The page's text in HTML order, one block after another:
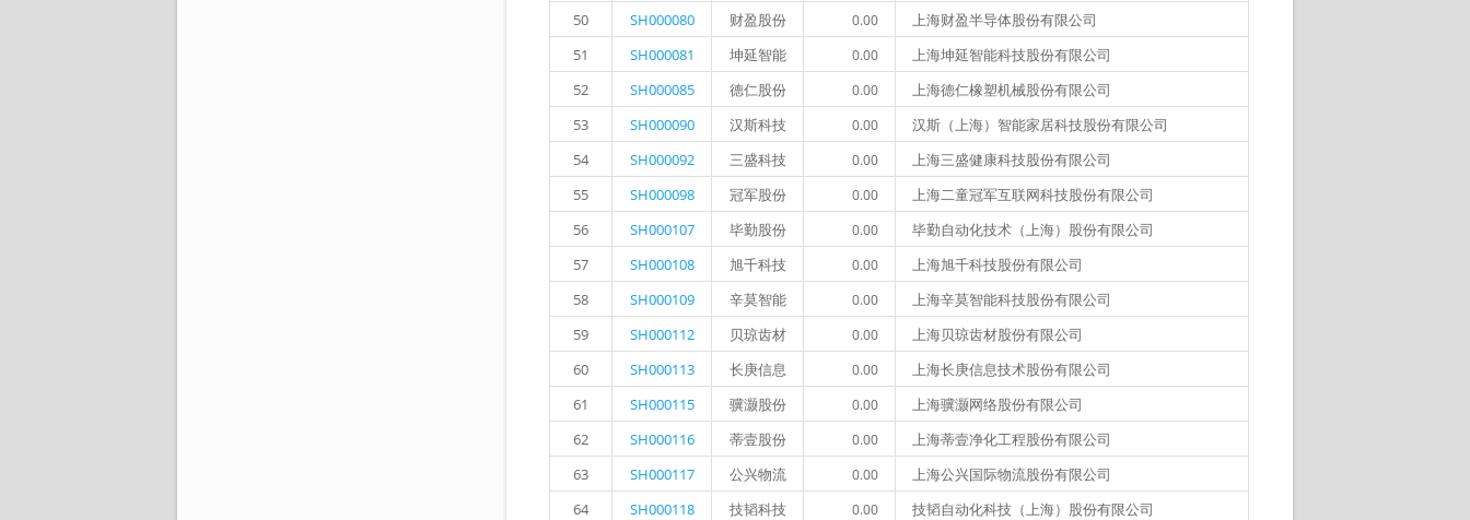
50
SH000080 财盈股份 0.00
上海财盈半导体股份有限公司
51
SH000081 坤延智能 0.00
上海坤延智能科技股份有限公司
52
SH000085 德仁股份 0.00
上海德仁橡塑机械股份有限公司
53
SH000090 汉斯科技 0.00
汉斯（上海）智能家居科技股份有限公司
54
SH000092 三盛科技 0.00
上海三盛健康科技股份有限公司
55
SH000098 冠军股份 0.00
上海二童冠军互联网科技股份有限公司
56
SH000107 毕勤股份 0.00
毕勤自动化技术（上海）股份有限公司
57
SH000108 旭千科技 0.00
上海旭千科技股份有限公司
58
SH000109 辛莫智能 0.00
上海辛莫智能科技股份有限公司
59
SH000112 贝琼齿材 0.00
上海贝琼齿材股份有限公司
60
SH000113 长庚信息 0.00
上海长庚信息技术股份有限公司
61
SH000115 骥灏股份 0.00
上海骥灏网络股份有限公司
62
SH000116 蒂壹股份 0.00
上海蒂壹净化工程股份有限公司
63
SH000117 公兴物流 0.00
上海公兴国际物流股份有限公司
64
SH000118 技韬科技 0.00
技韬自动化科技（上海）股份有限公司